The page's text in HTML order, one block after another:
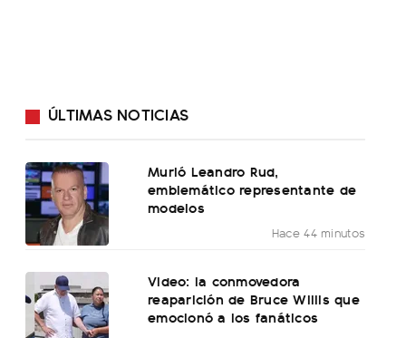
ÚLTIMAS NOTICIAS
Murió Leandro Rud,
emblemático representante de
modelos
Hace 44 minutos
Video: la conmovedora
reaparición de Bruce Willis que
emocionó a los fanáticos